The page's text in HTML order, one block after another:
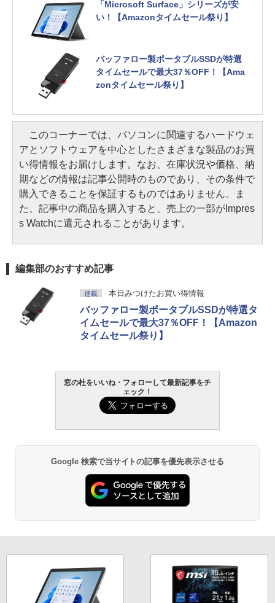
「Microsoft Surface」シリーズが安
い！【Amazonタイムセール祭り】
バッファロー製ポータブルSSDが特選
タイムセールで最大37％OFF！【Ama
zonタイムセール祭り】
このコーナーでは、パソコンに関連するハードウェ
アとソフトウェアを中心としたさまざまな製品のお買
い得情報をお届けします。なお、在庫状況や価格、納
期などの情報は記事公開時のものであり、その条件で
購入できることを保証するものではありません。ま
た、記事中の商品を購入すると、売上の一部がImpres
s Watchに還元されることがあります。
編集部のおすすめ記事
連載 本日みつけたお買い得情報
バッファロー製ポータブルSSDが特選タ
イムセールで最大37％OFF！【Amazon
タイムセール祭り】
窓の杜をいいね・フォローして最新記事をチ
ェック！
Google 検索で当サイトの記事を優先表示させる